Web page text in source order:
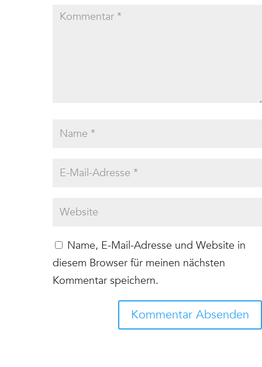
Name, E-Mail-Adresse und Website in
diesem Browser für meinen nächsten
Kommentar speichern.